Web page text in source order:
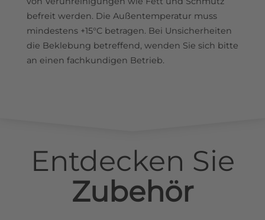
befreit werden. Die Außentemperatur muss
mindestens +15°C betragen. Bei Unsicherheiten
die Beklebung betreffend, wenden Sie sich bitte
an einen fachkundigen Betrieb.
Entdecken Sie
Zubehör